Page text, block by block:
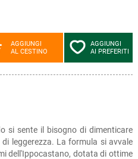
AGGIUNGI
AL CESTINO
AGGIUNGI
AI PREFERITI
si sente il bisogno di dimenticare
leggerezza. La formula si avvale
dell'Ippocastano, dotata di ottime